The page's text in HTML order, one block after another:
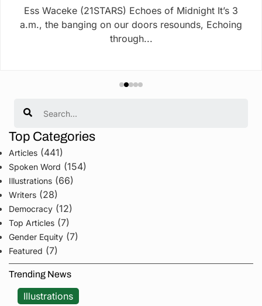
Ess Waceke (21STARS) Echoes of Midnight It’s 3
a.m., the banging on our doors resounds, Echoing
through...
Top Categories
Articles (441)
Spoken Word (154)
Illustrations (66)
Writers (28)
Democracy (12)
Top Articles (7)
Gender Equity (7)
Featured (7)
Trending News
Illustrations